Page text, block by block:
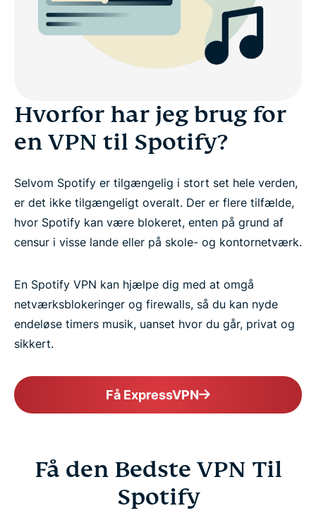
Hvorfor har jeg brug for
en VPN til Spotify?
Selvom Spotify er tilgængelig i stort set hele verden,
er det ikke tilgængeligt overalt. Der er flere tilfælde,
hvor Spotify kan være blokeret, enten på grund af
censur i visse lande eller på skole- og kontornetværk.
En Spotify VPN kan hjælpe dig med at omgå
netværksblokeringer og firewalls, så du kan nyde
endeløse timers musik, uanset hvor du går, privat og
sikkert.
Få ExpressVPN
Få den Bedste VPN Til
Spotify